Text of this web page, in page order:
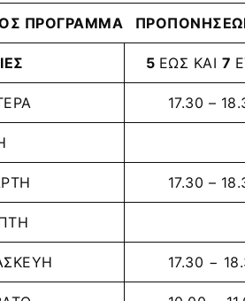
ΠΡΟΓΡΑΜΜΑ ΠΡΟΠΟΝΗΣΕΩΝ
5 ΕΩΣ ΚΑΙ 7
17.30 –
17.30 –
17.30 −